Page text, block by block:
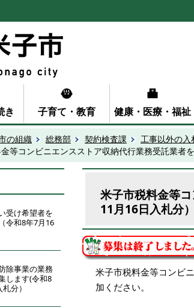
き 子育て・教育 健康・医療・福祉
の組織 総務部 契約検査課 工事以外の入
等コンビニエンスストア収納代行業務受託業者
受け希望者を
令和8年7月16
除事業の業務
します(令和8
分）
米子市税料金等
11月16日入札分）
米子市税料金等コンビ
加ください。